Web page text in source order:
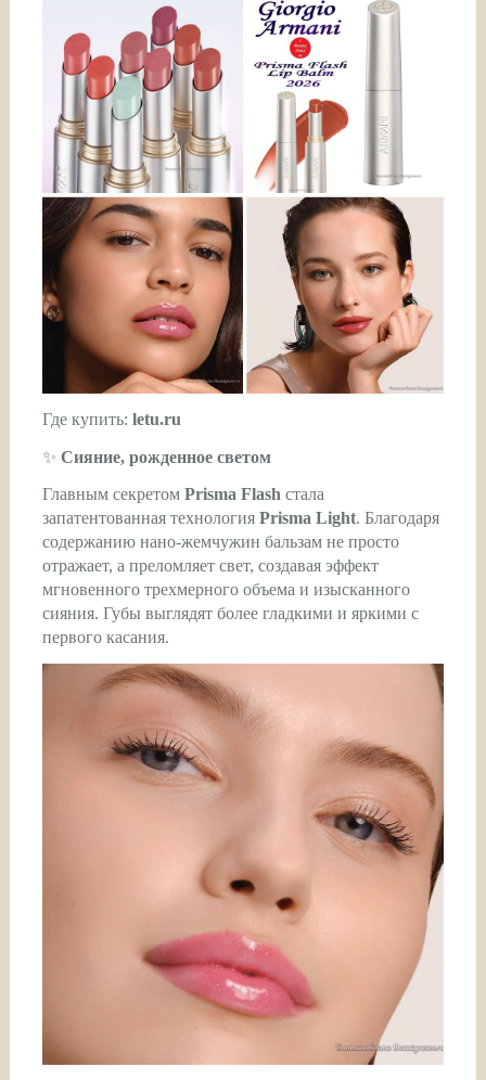
Где купить: letu.ru
✨ Сияние, рожденное светом
Главным секретом Prisma Flashстала
запатентованная технология Prisma Light. Благодаря
содержанию нано-жемчужин бальзам не просто
отражает, а преломляет свет, создавая эффект
мгновенного трехмерного объема и изысканного
сияния. Губы выглядят более гладкими и яркими с
первого касания.